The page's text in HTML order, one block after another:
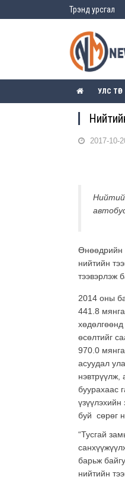
Трэнд урсгал
УЛС ТӨР
2017-10-
Өнөөдрийн
нийтийн
тээвэрлэж
2014 оны
441.8
өсөлтийг
970.0
асуудал
нэвтрүүлж,
буурахаас
буй сөрөг
“Тусгай
барьж
нийтийн